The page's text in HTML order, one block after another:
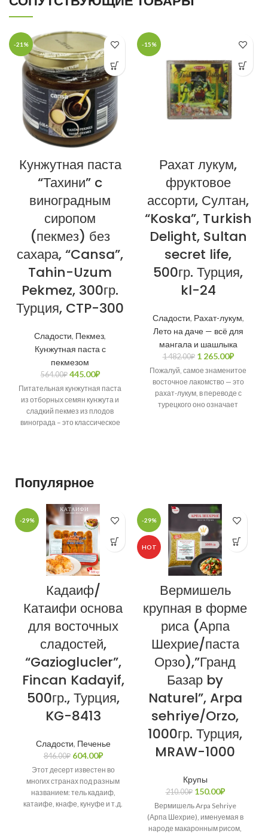
-21%
Кунжутная паста
“Тахини” c
виноградным
сиропом
(пекмез) без
сахара, “Cansa”,
Tahin-Uzum
Pekmez, 300гр.
Турция, CTP-300
Сладости, Пекмез,
Кунжутная паста с
пекмезом
564.00₽ 445.00₽
Питательная кунжутная паста
из отборных семян кунжута и
сладкий пекмез из плодов
винограда – это классическое
дарит надолго заряд энергии и
придает сил, а также
обогащает организм
полезными микроэлементами и
витаминами.
-15%
Рахат лукум,
фруктовое
ассорти, Султан,
“Koska”, Turkish
Delight, Sultan
secret life,
500гр. Турция,
kl-24
Сладости, Рахат-лукум,
Лето на даче — всё для
мангала и шашлыка
1 482.00₽ 1 265.00₽
Пожалуй, самое знаменитое
восточное лакомство — это
рахат-лукум, в переводе с
турецкого оно означает
Популярное
-29%
Кадаиф/
Катаифи основа
для восточных
сладостей,
“Gazioglucler”,
Fincan Kadayif,
500гр., Турция,
KG-8413
Сладости, Печенье
846.00₽ 604.00₽
Этот десерт известен во
многих странах под разным
названием: тель кадаиф,
катаифе, кнафе, кунуфе и т.д.
-29%
HOT
Вермишель
крупная в форме
риса (Арпа
Шехрие/паста
Орзо),”Гранд
Базар by
Naturel”, Arpa
sehriye/Orzo,
1000гр. Турция,
MRAW-1000
Крупы
210.00₽ 150.00₽
Вермишель Arpa Sehriye
(Арпа Шехрие), именуемая в
народе макаронным рисом,